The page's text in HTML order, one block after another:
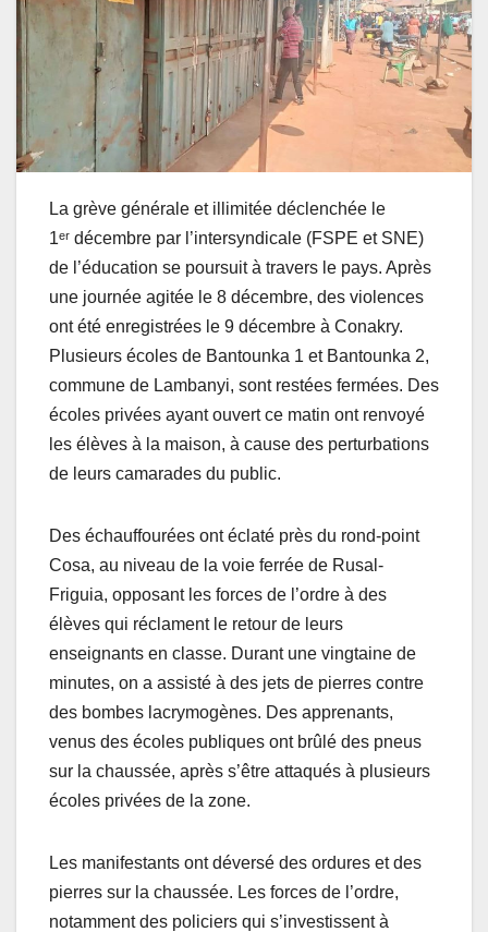
La grève générale et illimitée déclenchée le
1ᵉʳ décembre par l’intersyndicale (FSPE et SNE)
de l’éducation se poursuit à travers le pays. Après
une journée agitée le 8 décembre, des violences
ont été enregistrées le 9 décembre à Conakry.
Plusieurs écoles de Bantounka 1 et Bantounka 2,
commune de Lambanyi, sont restées fermées. Des
écoles privées ayant ouvert ce matin ont renvoyé
les élèves à la maison, à cause des perturbations
de leurs camarades du public.
Des échauffourées ont éclaté près du rond-point
Cosa, au niveau de la voie ferrée de Rusal-
Friguia, opposant les forces de l’ordre à des
élèves qui réclament le retour de leurs
enseignants en classe. Durant une vingtaine de
minutes, on a assisté à des jets de pierres contre
des bombes lacrymogènes. Des apprenants,
venus des écoles publiques ont brûlé des pneus
sur la chaussée, après s’être attaqués à plusieurs
écoles privées de la zone.
Les manifestants ont déversé des ordures et des
pierres sur la chaussée. Les forces de l’ordre,
notamment des policiers qui s’investissent à